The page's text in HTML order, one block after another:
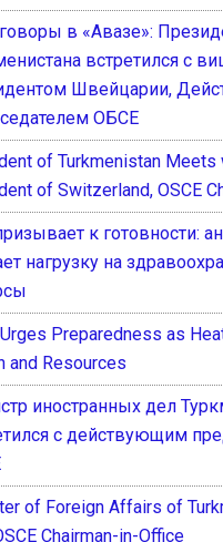
в «Авазе»:
встретился с
Швейцарии,
ОБСЕ
of Turkmenistan Meets
of Switzerland, OSCE
к готовности:
нагрузку на
Preparedness as
and Resources
иностранных дел
с действующим
of Foreign Affairs of
Chairman-in-Office